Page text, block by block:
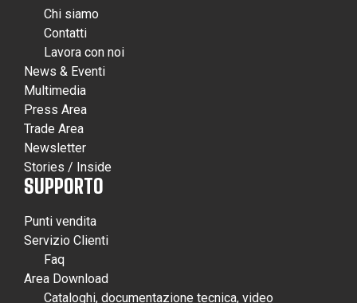
Chi siamo
Contatti
Lavora con noi
News & Eventi
Multimedia
Press Area
Trade Area
Newsletter
Stories / Inside
SUPPORTO
Punti vendita
Servizio Clienti
Faq
Area Download
Cataloghi, documentazione tecnica, video